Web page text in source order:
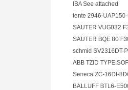
IBA See attached
tente 2946-
SAUTER VUG032
SAUTER BQE 80
schmid SV2316DT-
ABB TZID
Seneca ZC-16DI-
BALLUFF BTL6-